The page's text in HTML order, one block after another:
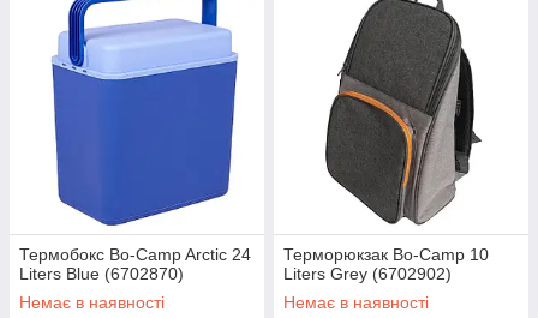
Термобокс Bo-Camp Arctic 24
Liters Blue (6702870)
Немає в наявності
Терморюкзак Bo-Camp 10
Liters Grey (6702902)
Немає в наявності